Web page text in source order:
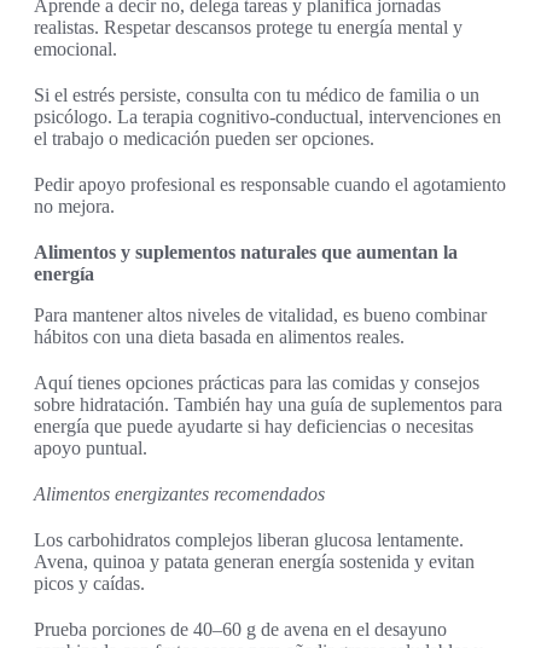
Aprende a decir no, delega tareas y planifica jornadas
realistas. Respetar descansos protege tu energía mental y
emocional.
Si el estrés persiste, consulta con tu médico de familia o un
psicólogo. La terapia cognitivo-conductual, intervenciones en
el trabajo o medicación pueden ser opciones.
Pedir apoyo profesional es responsable cuando el agotamiento
no mejora.
Alimentos y suplementos naturales que aumentan la
energía
Para mantener altos niveles de vitalidad, es bueno combinar
hábitos con una dieta basada en alimentos reales.
Aquí tienes opciones prácticas para las comidas y consejos
sobre hidratación. También hay una guía de suplementos para
energía que puede ayudarte si hay deficiencias o necesitas
apoyo puntual.
Alimentos energizantes recomendados
Los carbohidratos complejos liberan glucosa lentamente.
Avena, quinoa y patata generan energía sostenida y evitan
picos y caídas.
Prueba porciones de 40–60 g de avena en el desayuno